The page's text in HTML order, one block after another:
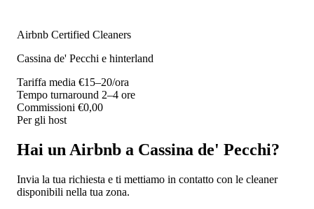
Airbnb Certified Cleaners
Cassina de' Pecchi e hinterland
Tariffa media €15–20/ora
Tempo turnaround 2–4 ore
Commissioni €0,00
Per gli host
Hai un Airbnb a Cassina de' Pecchi?
Invia la tua richiesta e ti mettiamo in contatto con le cleaner
disponibili nella tua zona.